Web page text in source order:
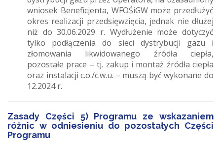
wniosek Beneficjenta, WFOŚiGW może przedłużyć
okres realizacji przedsięwzięcia, jednak nie dłużej
niż do 30.06.2029 r. Wydłużenie może dotyczyć
tylko podłączenia do sieci dystrybucji gazu i
złomowania likwidowanego źródła ciepła,
pozostałe prace – tj. zakup i montaż źródła ciepła
oraz instalacji c.o./c.w.u. – muszą być wykonane do
12.2024 r.
Zasady Części 5) Programu ze wskazaniem
różnic w odniesieniu do pozostałych Części
Programu